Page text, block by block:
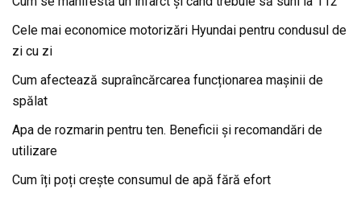
Cele mai economice motorizări Hyundai pentru condusul de
zi cu zi
Cum afectează supraîncărcarea funcționarea mașinii de
spălat
Apa de rozmarin pentru ten. Beneficii și recomandări de
utilizare
Cum îți poți crește consumul de apă fără efort